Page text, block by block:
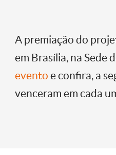
A premiação do
em Brasília, na Sede
evento e confira, a
venceram em cada